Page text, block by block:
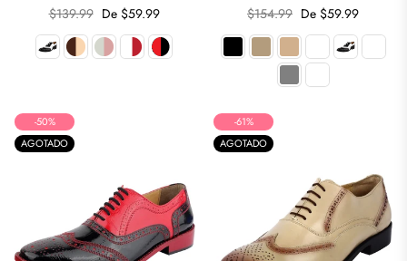
Precio
habitual
$139.99 De $59.99
Precio
habitual
$154.99 De $59.99
-50%
AGOTADO
-61%
AGOTADO